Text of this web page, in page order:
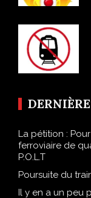
La pétition :
ferroviaire de
P.O.L.T
Poursuite du
Il y en a un peu